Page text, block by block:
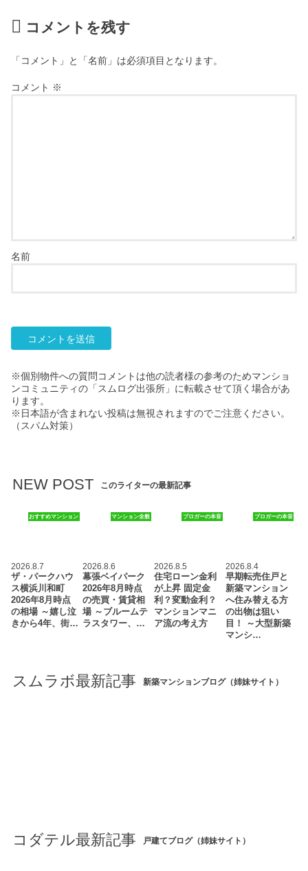
コメントを残す
「コメント」と「名前」は必須項目となります。
コメント ※
名前
※個別物件への質問コメントは他の読者様の参考のためマンショ
ンコミュニティの「スムログ出張所」に転載させて頂く場合があ
ります。
※日本語が含まれない投稿は無視されますのでご注意ください。
（スパム対策）
NEW POST このライターの最新記事
おすすめマンション
2026.8.7
ザ・パークハウ
ス横浜川和町
2026年8月時点
の相場 ～嬉し泣
きから4年、街…
マンション全般
2026.8.6
幕張ベイパーク
2026年8月時点
の売買・賃貸相
場 ～ブルームテ
ラスタワー、…
ブロガーの本音
2026.8.5
住宅ローン金利
が上昇 固定金
利？変動金利？
マンションマニ
ア流の考え方
ブロガーの本音
2026.8.4
早期転売住戸と
新築マンション
へ住み替える方
の出物は狙い
目！ ～大型新築
マンシ…
スムラボ最新記事 新築マンションブログ（姉妹サイト）
コダテル最新記事 戸建てブログ（姉妹サイト）